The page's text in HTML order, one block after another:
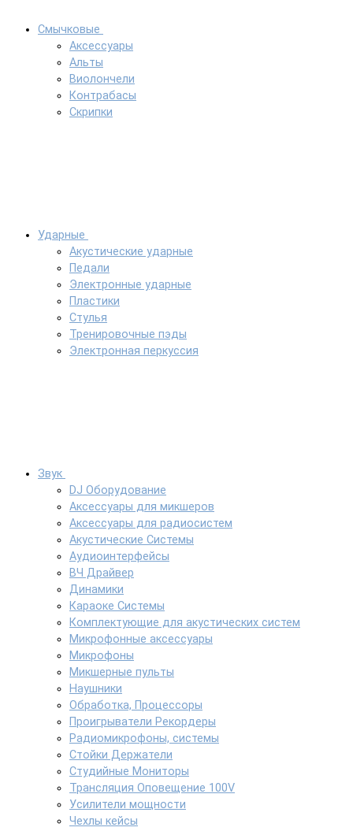
Смычковые
Аксессуары
Альты
Виолончели
Контрабасы
Скрипки
Ударные
Акустические ударные
Педали
Электронные ударные
Пластики
Стулья
Тренировочные пэды
Электронная перкуссия
Звук
DJ Оборудование
Аксессуары для микшеров
Аксессуары для радиосистем
Акустические Системы
Аудиоинтерфейсы
ВЧ Драйвер
Динамики
Караоке Системы
Комплектующие для акустических систем
Микрофонные аксессуары
Микрофоны
Микшерные пульты
Наушники
Обработка, Процессоры
Проигрыватели Рекордеры
Радиомикрофоны, системы
Стойки Держатели
Студийные Мониторы
Трансляция Оповещение 100V
Усилители мощности
Чехлы кейсы